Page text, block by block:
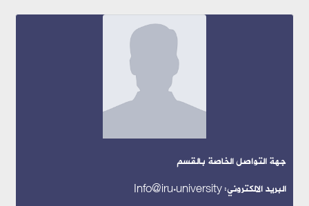
جهة التواصل الخاصة بالقسم
البريد الالكتروني: Info@iru.university